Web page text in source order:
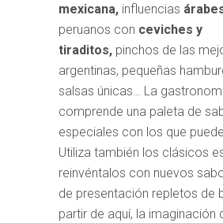
mexicana, influencias
peruanos con ceviches y
tiraditos, pinchos de las
argentinas, pequeñas
salsas únicas… La
comprende una paleta de
especiales con los que
Utiliza también los clásicos
reinvéntalos con nuevos
de presentación repletos de
partir de aquí, la imaginación